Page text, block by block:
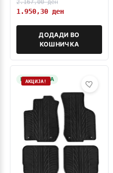
2.167,00ден
1.950,30 ден
ДОДАДИ ВО
КОШНИЧКА
НА ЗАЛИХА
АКЦИЈА!